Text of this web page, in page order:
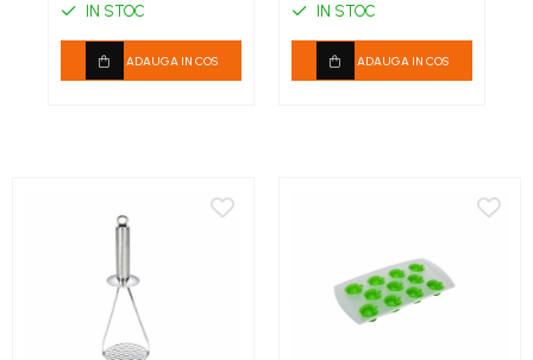
28 x 28 cm
IN STOC
ADAUGA IN COS
IN STOC
ADAUGA IN COS